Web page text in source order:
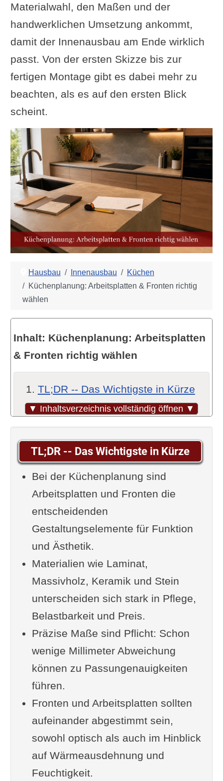
Materialwahl, den Maßen und der
handwerklichen Umsetzung ankommt,
damit der Innenausbau am Ende wirklich
passt. Von der ersten Skizze bis zur
fertigen Montage gibt es dabei mehr zu
beachten, als es auf den ersten Blick
scheint.
Hausbau Innenausbau
Küchen
Küchenplanung: Arbeitsplatten & Fronten richtig
wählen
▼ Inhaltsverzeichnis vollständig öffnen ▼
Inhalt: Küchenplanung: Arbeitsplatten
& Fronten richtig wählen
TL;DR -- Das Wichtigste in Kürze
Material entscheidet: Was hinter
der Oberfläche steckt
Laminat und Spanplatte: Der
Klassiker mit Tücken
Massivholz: Warm, lebendig
und pflegeintensiv
Stein, Keramik und Komposit:
Robuste Alternativen
Maß für Maß: Warum Genauigkeit
keine Option ist
Das Aufmaß richtig nehmen
Ausschnitte für Spüle, Herd
und Hahnloch
Übergänge und Verbindungen
zwischen Plattensegmenten
Fronten: Wo Optik auf Funktion
trifft
Materialvielfalt bei
Küchenfronten
Farbabstimmung und
Materialkombi mit der
Arbeitsplatte
TL;DR -- Das Wichtigste in Kürze
Bei der Küchenplanung sind
Arbeitsplatten und Fronten die
entscheidenden
Gestaltungselemente für Funktion
und Ästhetik.
Materialien wie Laminat,
Massivholz, Keramik und Stein
unterscheiden sich stark in Pflege,
Belastbarkeit und Preis.
Präzise Maße sind Pflicht: Schon
wenige Millimeter Abweichung
können zu Passungenauigkeiten
führen.
Fronten und Arbeitsplatten sollten
aufeinander abgestimmt sein,
sowohl optisch als auch im Hinblick
auf Wärmeausdehnung und
Feuchtigkeit.